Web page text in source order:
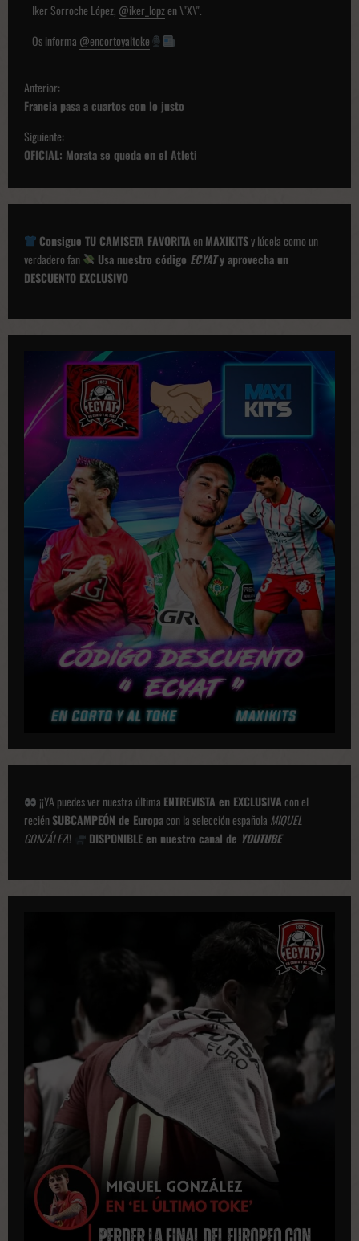
Iker Sorroche López, @iker_lopzen \"X\".
Os informa @encortoyaltoke
N
a
v
e
a
i
ó
d
u
b
c
a
o
Anterior:
Francia pasa a cuartos con lo justo
Siguiente:
OFICIAL: Morata se queda en el Atleti
Consigue TU CAMISETA FAVORITAenMAXIKITSy lúcela como un
verdadero fan
Usa nuestro código ECYATy aprovecha un
DESCUENTO EXCLUSIVO
¡¡YA puedes ver nuestra última ENTREVISTA en EXCLUSIVAcon el
reciénSUBCAMPEÓN de Europacon la selección española MIQUEL
GONZÁLEZ!! DISPONIBLE en nuestro canal de YOUTUBE